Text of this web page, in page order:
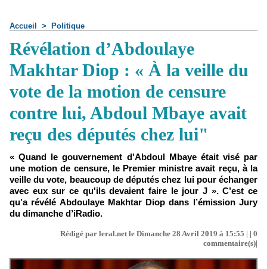
Accueil > Politique
Révélation d’Abdoulaye
Makhtar Diop : « À la veille du
vote de la motion de censure
contre lui, Abdoul Mbaye avait
reçu des députés chez lui"
« Quand le gouvernement d'Abdoul Mbaye était visé par
une motion de censure, le Premier ministre avait reçu, à la
veille du vote, beaucoup de députés chez lui pour échanger
avec eux sur ce qu'ils devaient faire le jour J ». C’est ce
qu’a révélé Abdoulaye Makhtar Diop dans l’émission Jury
du dimanche d’iRadio.
Rédigé par leral.net le Dimanche 28 Avril 2019 à 15:55 | | 0
commentaire(s)|